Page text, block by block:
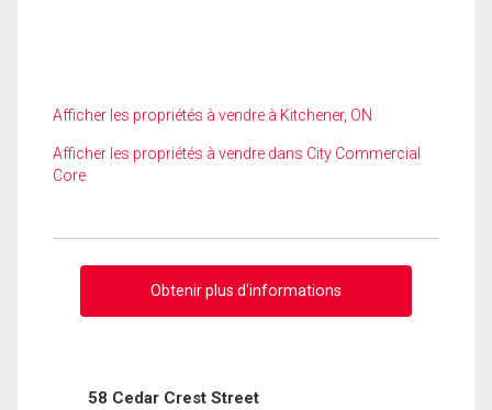
Afficher les propriétés à vendre à Kitchener, ON
Afficher les propriétés à vendre dans City Commercial
Core
Obtenir plus d'informations
58 Cedar Crest Street